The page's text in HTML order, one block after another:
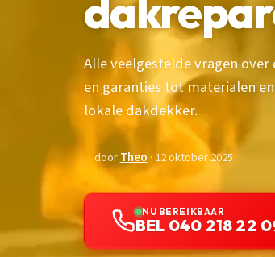
Alle veelgestelde vragen
en garanties tot materialen
lokale dakdekker.
doorTheo · 12 oktober 2025
NU BEREIKBAAR
BEL 040 218 22